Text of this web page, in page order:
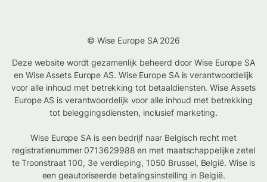
© Wise Europe SA 2026
Deze website wordt gezamenlijk beheerd door Wise Europe SA
en Wise Assets Europe AS. Wise Europe SA is verantwoordelijk
voor alle inhoud met betrekking tot betaaldiensten. Wise Assets
Europe AS is verantwoordelijk voor alle inhoud met betrekking
tot beleggingsdiensten, inclusief marketing.
Wise Europe SA is een bedrijf naar Belgisch recht met
registratienummer 0713629988 en met maatschappelijke zetel
te Troonstraat 100, 3e verdieping, 1050 Brussel, België. Wise is
een geautoriseerde betalingsinstelling in België.